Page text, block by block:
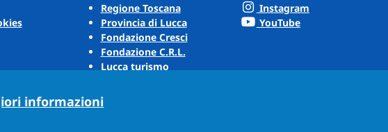
Regione Toscana
Provincia di Lucca
Fondazione Cresci
Fondazione C.R.L.
Lucca turismo
Puccini Lands
Instagram
YouTube
informazioni